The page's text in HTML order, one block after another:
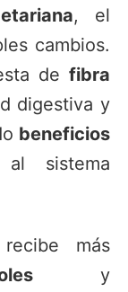
, el
cambios.
de fibra
digestiva y
beneficios
sistema
más
y